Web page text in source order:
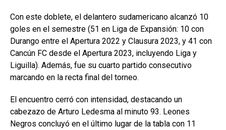
Con este doblete, el delantero sudamericano alcanzó 10
goles en el semestre (51 en Liga de Expansión: 10 con
Durango entre el Apertura 2022 y Clausura 2023, y 41 con
Cancún FC desde el Apertura 2023, incluyendo Liga y
Liguilla). Además, fue su cuarto partido consecutivo
marcando en la recta final del torneo.
El encuentro cerró con intensidad, destacando un
cabezazo de Arturo Ledesma al minuto 93. Leones
Negros concluyó en el último lugar de la tabla con 11